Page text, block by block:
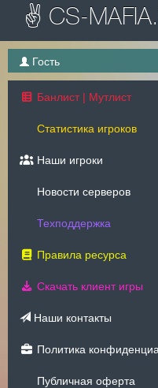
✌ CS-
Гость
Банлист | Мутлист
Статистика игроков
Наши игроки
Новости серверов
Техподдержка
Правила ресурса
Скачать клиент игры
Наши контакты
Политика
Публичная оферта